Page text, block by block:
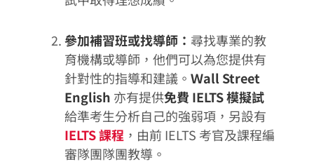
參加補習班或找導師： 尋找專業的教
育機構或導師，他們可以為您提供有
針對性的指導和建議。 Ｗall Street
English 亦有提供免費 IELTS 模擬試
給準考生分析自己的強弱項，另設有
IELTS 課程 ，由前 IELTS 考官及課程編
審隊團隊團教導。